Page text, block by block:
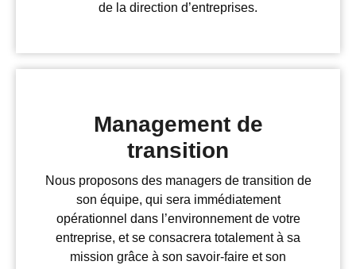
de la direction d’entreprises.
Management de
transition
Nous proposons des managers de transition de
son équipe, qui sera immédiatement
opérationnel dans l’environnement de votre
entreprise, et se consacrera totalement à sa
mission grâce à son savoir-faire et son